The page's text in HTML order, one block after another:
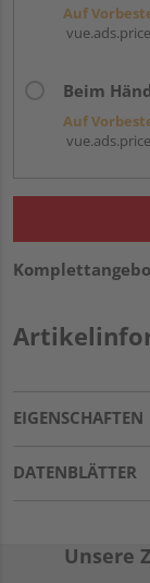
Auf
Beim
Auf
EIGENSCHAFTEN
DATENBLÄTTER
Unsere